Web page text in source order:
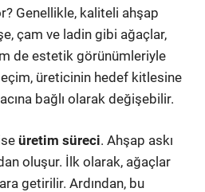
Genellikle, kaliteli ahşap
çam ve ladin gibi ağaçlar,
de estetik görünümleriyle
üreticinin hedef kitlesine
bağlı olarak değişebilir.
üretim süreci. Ahşap askı
oluşur. İlk olarak, ağaçlar
getirilir. Ardından, bu